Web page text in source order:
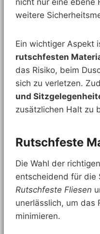
weitere
Ein wichtiger Aspekt
rutschfesten
das Risiko, beim
sich zu verletzen.
und
zusätzlichen Halt zu
Rutschfeste
Die Wahl der
entscheidend für die
Rutschfeste Fliesen
unerlässlich, um das
minimieren.